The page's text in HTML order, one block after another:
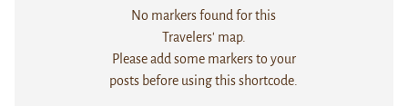
No markers found for this
Travelers' map.
Please add some markers to your
posts before using this shortcode.